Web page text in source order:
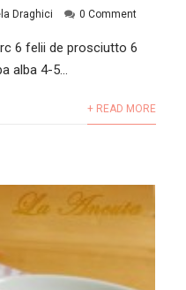
Draghici
0 Comment
6 felii de prosciutto 6
alba 4-5...
+ READ MORE